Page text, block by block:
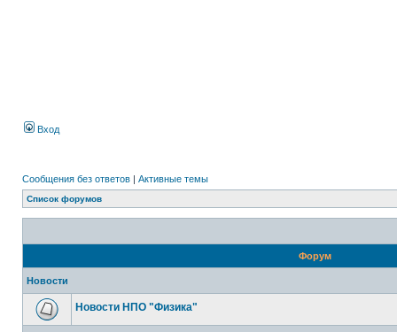
Вход
Сообщения без ответов | Активные темы
Список форумов
Форум
Новости
Новости НПО "Физика"